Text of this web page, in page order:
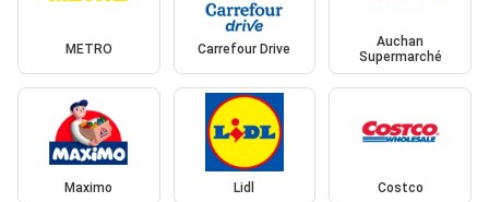
METRO Carrefour Drive
Auchan
Supermarché
Maximo Lidl Costco